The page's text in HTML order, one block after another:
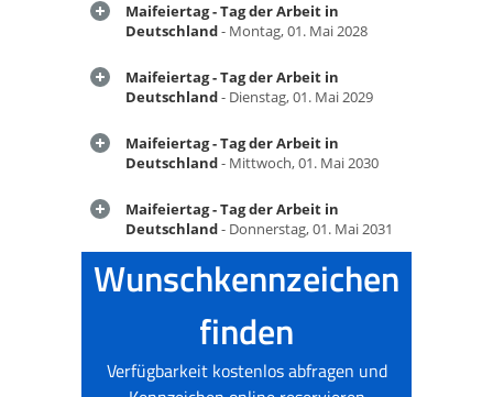
Maifeiertag - Tag der Arbeit in
Deutschland- Montag, 01. Mai 2028
Maifeiertag - Tag der Arbeit in
Deutschland- Dienstag, 01. Mai 2029
Maifeiertag - Tag der Arbeit in
Deutschland- Mittwoch, 01. Mai 2030
Maifeiertag - Tag der Arbeit in
Deutschland- Donnerstag, 01. Mai 2031